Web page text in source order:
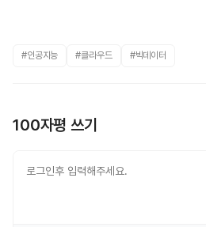
#인공지능 #클라우드 #빅데이터
100자평 쓰기